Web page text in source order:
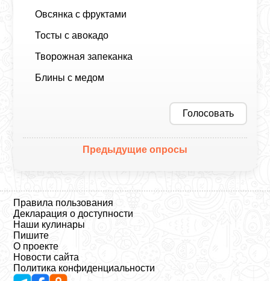
Овсянка с фруктами
Тосты с авокадо
Творожная запеканка
Блины с медом
Голосовать
Предыдущие опросы
Правила пользования
Декларация о доступности
Наши кулинары
Пишите
О проекте
Новости сайта
Политика конфиденциальности